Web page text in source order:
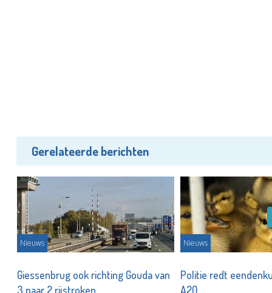
Gerelateerde berichten
Nieuws
Giessenbrug ook richting Gouda van
3 naar 2 rijstroken
Nieuws
Politie redt
A20